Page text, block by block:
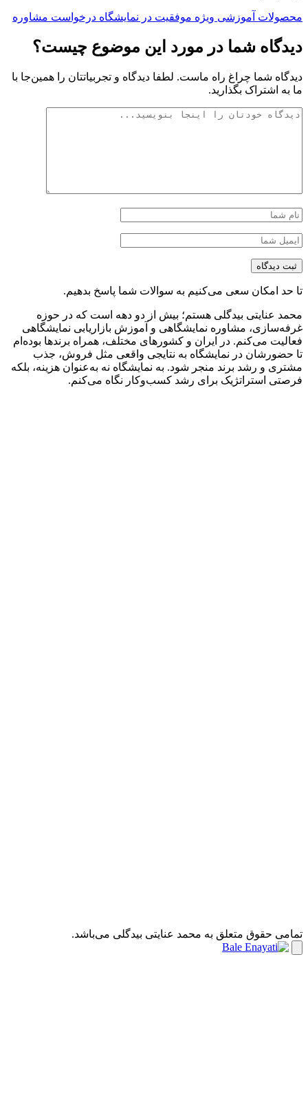
آموزشی ویژه موفقیت در نمایشگاهدرخواست مشاوره
شما در مورد این موضوع چیست؟
شما چراغ راه ماست. لطفا دیدگاه و تجربیاتتان را همین‌جا با
اشتراک بگذارید.
امکان سعی می‌کنیم به سوالات شما پاسخ بدهیم.
عنایتی بیدگلی هستم؛ بیش از دو دهه است که در حوزه
مشاوره نمایشگاهی و آموزش بازاریابی نمایشگاهی
می‌کنم. در ایران و کشورهای مختلف، همراه برندها بوده‌ام
در نمایشگاه به نتایجی واقعی مثل فروش، جذب
و رشد برند منجر شود. به نمایشگاه نه به‌عنوان هزینه، بلکه
استراتژیک برای رشد کسب‌وکار نگاه می‌کنم.
حقوق متعلق به محمد عنایتی بیدگلی می‌باشد.